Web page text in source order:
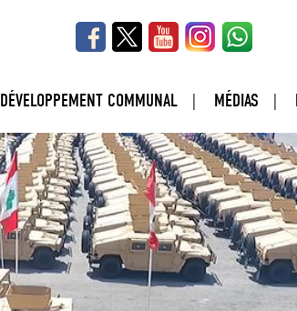
DÉVELOPPEMENT COMMUNAL MÉDIAS